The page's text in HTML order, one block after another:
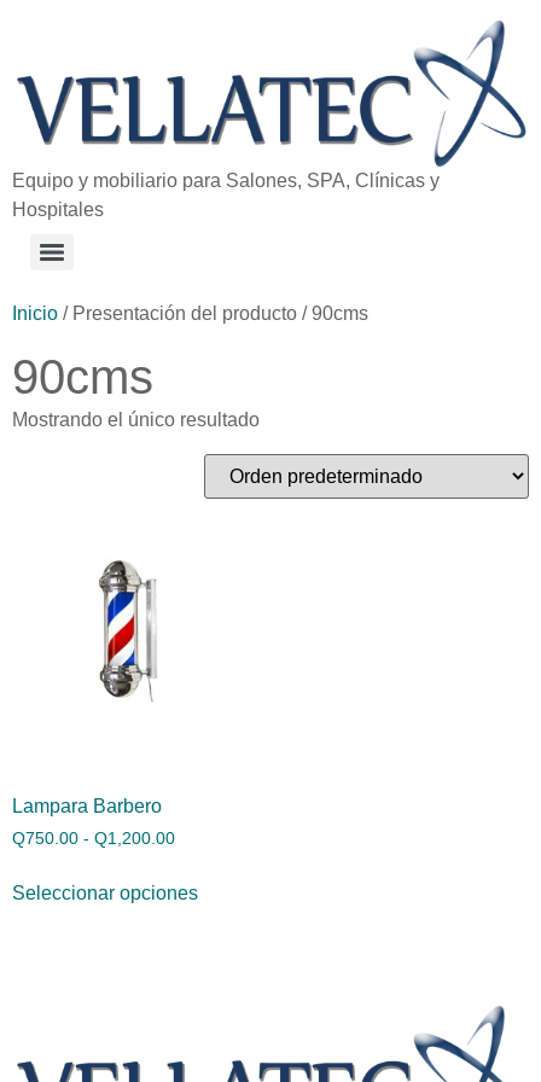
Equipo y mobiliario para Salones, SPA, Clínicas y
Hospitales
Inicio / Presentación del producto / 90cms
90cms
Mostrando el único resultado
Lampara Barbero
Q750.00 - Q1,200.00
Seleccionar opciones